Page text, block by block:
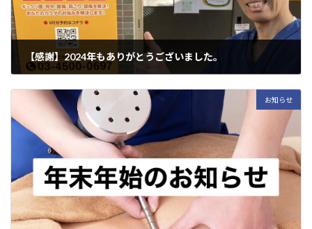
【感謝】2024年もありがとうございました。
こんにちは、いつもありがとうございます！ あべ治療院の阿部裕次で
す。 当院は、年内の診療が終わりました。皆様ありがとうございまし
た。 今年は年始から、思いもよらなかったご縁に恵まれて、希望して
いた青森ヒバの製材所訪問、 […]
お知らせ